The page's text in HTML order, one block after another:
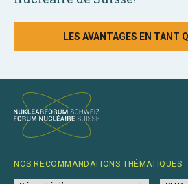
LES AVANTAGES EN TANT
NOS RECOMMANDATIONS THÉMATIQUES